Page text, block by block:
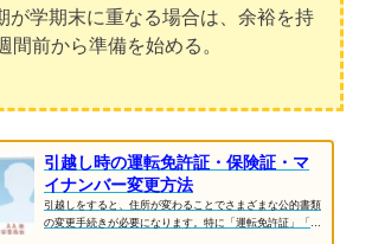
が学期末に重なる場合は、余裕を持
間前から準備を始める。
引越し時の運転免許証・保険証・マ
イナンバー変更方法
引越しをすると、住所が変わることでさまざまな公的書類
の変更手続きが必要になります。特に「運転免許証」「健